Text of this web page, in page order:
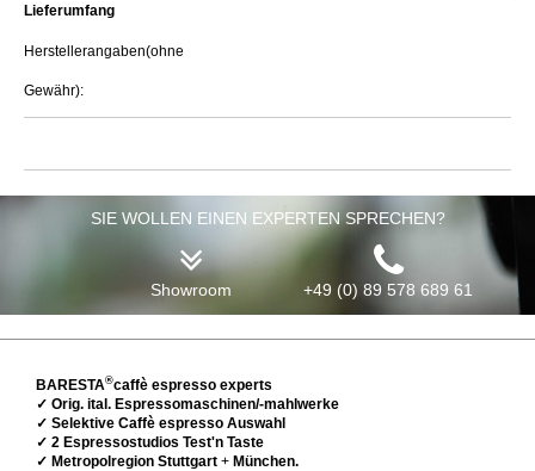
Lieferumfang
Herstellerangaben(ohne
Gewähr):
SIE WOLLEN EINEN EXPERTEN SPRECHEN?
Showroom +49 (0) 89 578 689 61
BARESTA®caffè espresso experts
✓ Orig. ital. Espressomaschinen/-mahlwerke
✓ Selektive Caffè espresso Auswahl
✓ 2 Espressostudios Test'n Taste
✓ Metropolregion Stuttgart + München.